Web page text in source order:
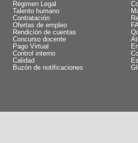
Régimen Legal
Talento humano
Contratación
Ofertas de empleo
Rendición de cuentas
Concurso docente
Pago Virtual
Control interno
Calidad
Buzón de notificaciones